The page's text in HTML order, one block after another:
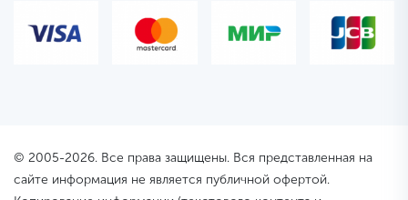
© 2005-2026. Все права защищены. Вся представленная на
сайте информация не является публичной офертой.